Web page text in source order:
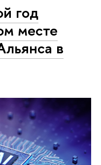
год
месте
в